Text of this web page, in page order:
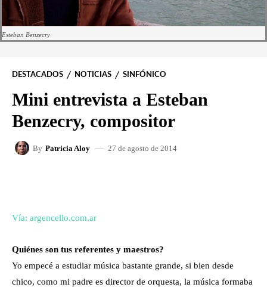
Esteban Benzecry
DESTACADOS NOTICIAS SINFÓNICO
Mini entrevista a Esteban
Benzecry, compositor
By Patricia Aloy 27 de agosto de 2014
Vía: argencello.com.ar
Quiénes son tus referentes y maestros?
Yo empecé a estudiar música bastante grande, si bien desde
chico, como mi padre es director de orquesta, la música formaba